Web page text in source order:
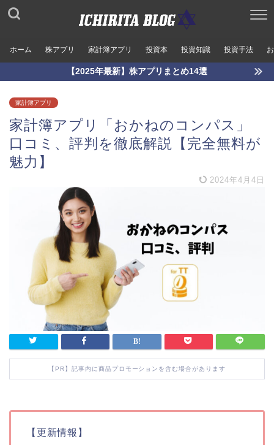
ホーム 株アプリ 家計簿アプリ 投資本 投資知識 投資手法
【2025年最新】株アプリまとめ14選
家計簿アプリ
家計簿アプリ「おかねのコンパス」
口コミ、評判を徹底解説【完全無料が
魅力】
2024年4月4日
【PR】記事内に商品プロモーションを含む場合があります
【更新情報】